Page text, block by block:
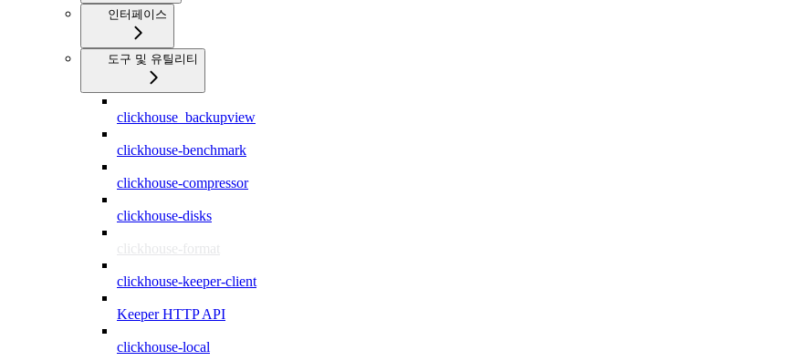
인터페이스
도구 및 유틸리티
clickhouse_backupview
clickhouse-benchmark
clickhouse-compressor
clickhouse-disks
clickhouse-format
clickhouse-keeper-client
Keeper HTTP API
clickhouse-local